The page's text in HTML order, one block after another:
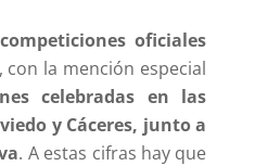
oficiales
, con la mención especial
celebradas en las
y Cáceres, junto a
. A estas cifras hay que